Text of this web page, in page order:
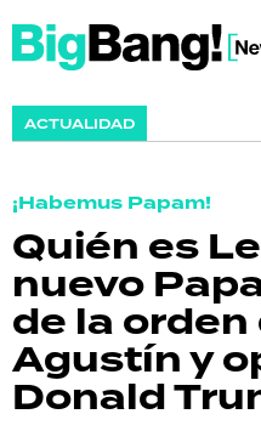
ACTUALIDAD
¡Habemus Papam!
Quién es
nuevo
de la orden
Agustín y
Donald
SHOW
ECONOMÍA
GRAN